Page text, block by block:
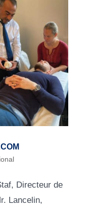
Directeur de
Lancelin,